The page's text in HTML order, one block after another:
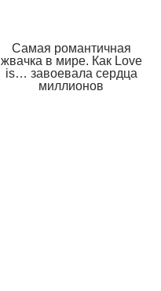
Самая романтичная
жвачка в мире. Как Love
is… завоевала сердца
миллионов